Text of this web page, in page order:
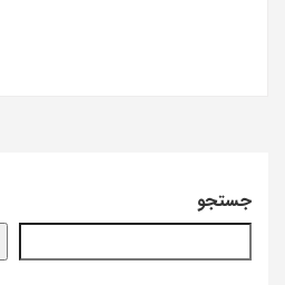
جستجو